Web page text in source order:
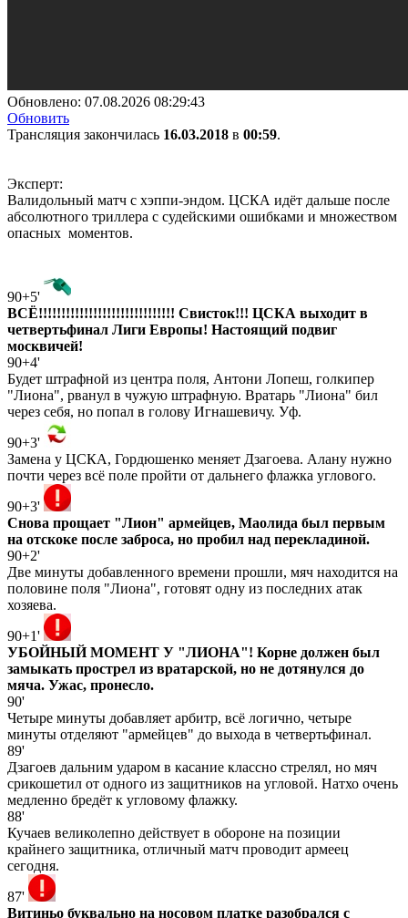
Обновлено: 07.08.2026 08:29:43
Обновить
Трансляция закончилась 16.03.2018 в 00:59.
Эксперт:
Валидольный матч с хэппи-эндом. ЦСКА идёт дальше после
абсолютного триллера с судейскими ошибками и множеством
опасных моментов.
90+5'
ВСЁ!!!!!!!!!!!!!!!!!!!!!!!!!!!!!! Свисток!!! ЦСКА выходит в
четвертьфинал Лиги Европы! Настоящий подвиг
москвичей!
90+4'
Будет штрафной из центра поля, Антони Лопеш, голкипер
"Лиона", рванул в чужую штрафную. Вратарь "Лиона" бил
через себя, но попал в голову Игнашевичу. Уф.
90+3'
Замена у ЦСКА, Гордюшенко меняет Дзагоева. Алану нужно
почти через всё поле пройти от дальнего флажка углового.
90+3'
Снова прощает "Лион" армейцев, Маолида был первым
на отскоке после заброса, но пробил над перекладиной.
90+2'
Две минуты добавленного времени прошли, мяч находится на
половине поля "Лиона", готовят одну из последних атак
хозяева.
90+1'
УБОЙНЫЙ МОМЕНТ У "ЛИОНА"! Корне должен был
замыкать прострел из вратарской, но не дотянулся до
мяча. Ужас, пронесло.
90'
Четыре минуты добавляет арбитр, всё логично, четыре
минуты отделяют "армейцев" до выхода в четвертьфинал.
89'
Дзагоев дальним ударом в касание классно стрелял, но мяч
срикошетил от одного из защитников на угловой. Натхо очень
медленно бредёт к угловому флажку.
88'
Кучаев великолепно действует в обороне на позиции
крайнего защитника, отличный матч проводит армеец
сегодня.
87'
Витиньо буквально на носовом платке разобрался с